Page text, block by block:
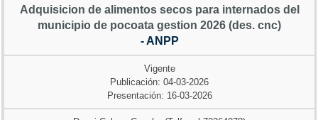
Adquisicion de alimentos secos para internados del
municipio de pocoata gestion 2026 (des. cnc)
- ANPP
Vigente
Publicación: 04-03-2026
Presentación: 16-03-2026